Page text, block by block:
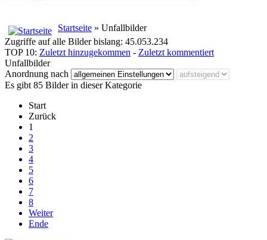
Startseite » Unfallbilder
Zugriffe auf alle Bilder bislang: 45.053.234
TOP 10: Zuletzt hinzugekommen - Zuletzt kommentiert
Unfallbilder
Anordnung nach
Es gibt 85 Bilder in dieser Kategorie
Start
Zurück
1
2
3
4
5
6
7
8
Weiter
Ende